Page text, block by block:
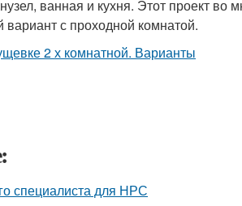
ванная и кухня. Этот проект во
с проходной комнатой.
специалиста для НРС